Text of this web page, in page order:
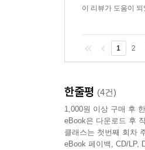
이 리뷰가 도움이
1 2
한줄평 (4건)
1,000원 이상 구매 후
eBook은 다운로드 후
클래스는 첫번째 회차
eBook 페이백, CD/LP,